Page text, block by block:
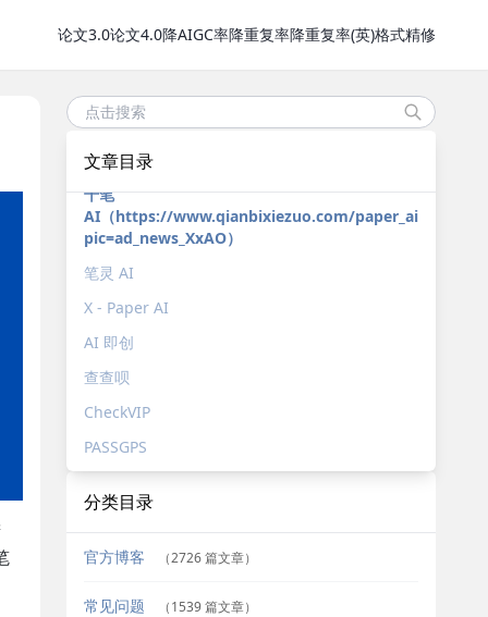
论文3.0论文4.0降AIGC率降重复率降重复率(英)格式精修
文章目录
千笔
AI（https://www.qianbixiezuo.com/paper_aigc?
pic=ad_news_XxAO）
笔灵 AI
X - Paper AI
AI 即创
查查呗
CheckVIP
PASSGPS
分类目录
官方博客 （2726 篇文章）
常见问题 （1539 篇文章）